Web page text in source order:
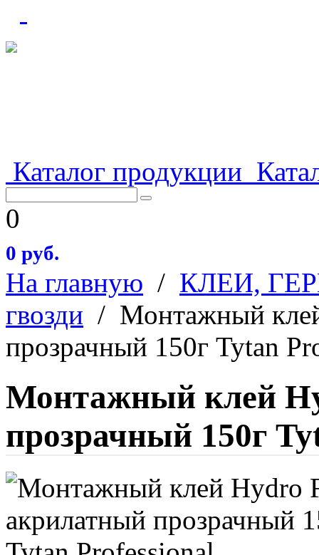
Каталог продукции
0
0 руб.
На главную / КЛЕИ,
гвозди / Монтажный
прозрачный 150г Tytan
Монтажный клей
прозрачный 150г